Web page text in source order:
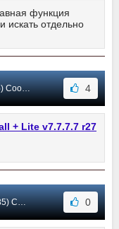
функция
искать отдельно
#618 4
+ Lite v7.7.7.7 r27
Гость blank (10 марта 2026 01:35) Сообщение #617 0